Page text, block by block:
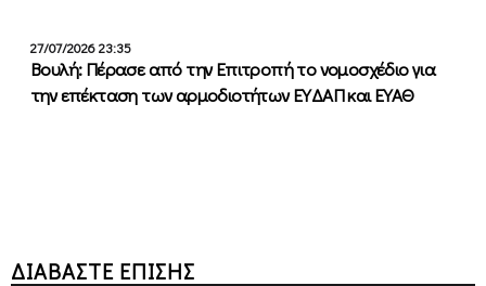
27/07/2026 23:35
Βουλή: Πέρασε από την Επιτροπή το νομοσχέδιο για
την επέκταση των αρμοδιοτήτων ΕΥΔΑΠ και ΕΥΑΘ
ΔΙΑΒΑΣΤΕ ΕΠΙΣΗΣ